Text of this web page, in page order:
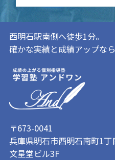
西明石駅南側へ徒歩1分。
確かな実績と成績アップな
〒673-0041
兵庫県明石市西明石南町1丁
文星堂ビル3F